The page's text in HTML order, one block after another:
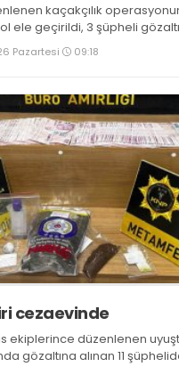
kaçakçılık
ele geçirildi, 3 şüpheli
Pazartesi 09:18
cezaevinde
ekiplerince düzenlenen
gözaltına alınan 11